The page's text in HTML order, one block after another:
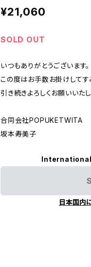
¥21,060
SOLD OUT
いつもありがとうございます。
この度はお手数お掛けしてす
引き続きよろしくお願いいたし
合同会社POPUKETWITA
坂本寿美子
日本国内